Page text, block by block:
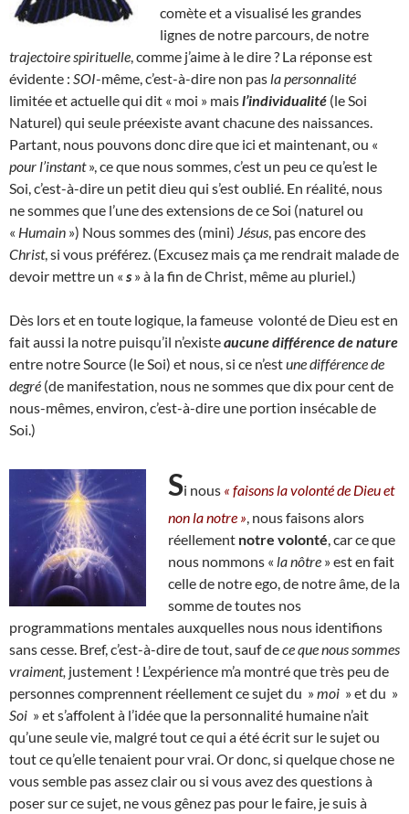
comète et a visualisé les grandes
lignes de notre parcours, de notre
trajectoire spirituelle , comme j’aime à le dire ? La réponse est
évidente : SOI-même, c’est-à-dire non pas la personnalité
limitée et actuelle qui dit « moi » maisl’individualité (le Soi
Naturel) qui seule préexiste avant chacune des naissances.
Partant, nous pouvons donc dire que ici et maintenant, ou «
pour l’instant», ce que nous sommes, c’est un peu ce qu’est le
Soi, c’est-à-dire un petit dieu qui s’est oublié. En réalité, nous
ne sommes que l’une des extensions de ce Soi (naturel ou
« Humain ») Nous sommes des (mini) Jésus , pas encore des
Christ, si vous préférez. (Excusez mais ça me rendrait malade de
devoir mettre un « s » à la fin de Christ, même au pluriel.)
Dès lors et en toute logique, la fameuse volonté de Dieu est en
fait aussi la notre puisqu’il n’existeaucune différence de nature
entre notre Source (le Soi) et nous, si ce n’estune différence de
degré (de manifestation, nous ne sommes que dix pour cent de
nous-mêmes, environ, c’est-à-dire une portion insécable de
Soi.)
Si nous « faisons la volonté de Dieu et
non la notre » , nous faisons alors
réellement notre volonté , car ce que
nous nommons « la nôtre » est en fait
celle de notre ego, de notre âme, de la
somme de toutes nos
programmations mentales auxquelles nous nous identifions
sans cesse. Bref, c’est-à-dire de tout, sauf dece que nous sommes
vraiment, justement ! L’expérience m’a montré que très peu de
personnes comprennent réellement ce sujet du »moi » et du »
Soi » et s’affolent à l’idée que la personnalité humaine n’ait
qu’une seule vie, malgré tout ce qui a été écrit sur le sujet ou
tout ce qu’elle tenaient pour vrai. Or donc, si quelque chose ne
vous semble pas assez clair ou si vous avez des questions à
poser sur ce sujet, ne vous gênez pas pour le faire, je suis à